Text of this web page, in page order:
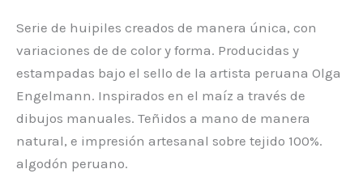
Serie de huipiles creados de manera única, con
variaciones de de color y forma. Producidas y
estampadas bajo el sello de la artista peruana Olga
Engelmann. Inspirados en el maíz a través de
dibujos manuales. Teñidos a mano de manera
natural, e impresión artesanal sobre tejido 100%.
algodón peruano.